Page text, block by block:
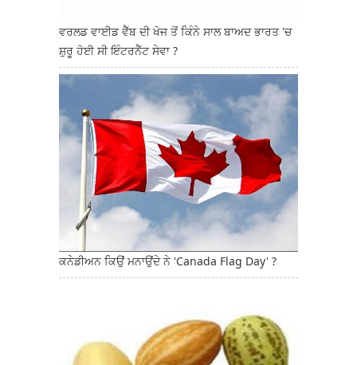
ਵਰਲਡ ਵਾਈਡ ਵੈੱਬ ਦੀ ਖੋਜ ਤੋਂ ਕਿੰਨੇ ਸਾਲ ਬਾਅਦ ਭਾਰਤ 'ਚ
ਸ਼ੁਰੂ ਹੋਈ ਸੀ ਇੰਟਰਨੈੱਟ ਸੇਵਾ ?
ਕਨੇਡੀਅਨ ਕਿਉਂ ਮਨਾਉਂਦੇ ਨੇ 'Canada Flag Day' ?